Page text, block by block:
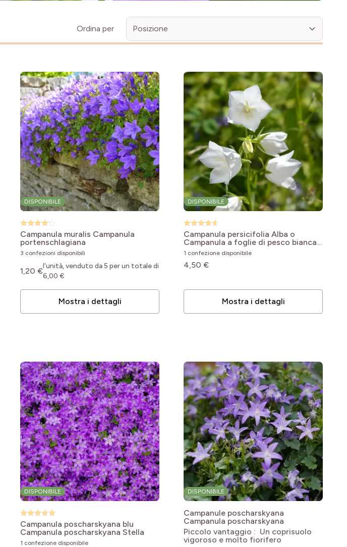
Ordina per
DISPONIBILE
Campanula muralis Campanula
portenschlagiana
3 confezioni disponibili
1,20 €
l'unità, venduto da 5 per un totale di
6,00 €
Mostra i dettagli
DISPONIBILE
Campanula persicifolia Alba o
Campanula a foglie di pesco bianca
Campanula persicifolia Alba
1 confezione disponibile
4,50 €
Mostra i dettagli
DISPONIBILE
Campanula poscharskyana blu
Campanula poscharskyana Stella
1 confezione disponibile
DISPONIBILE
Campanule poscharskyana
Campanula poscharskyana
Piccolo vantaggio : Un coprisuolo
vigoroso e molto fiorifero